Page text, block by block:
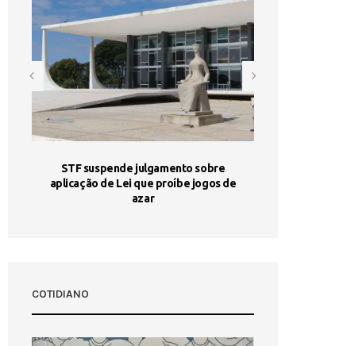
STF suspende julgamento sobre
aplicação de Lei que proíbe jogos de
azar
COTIDIANO